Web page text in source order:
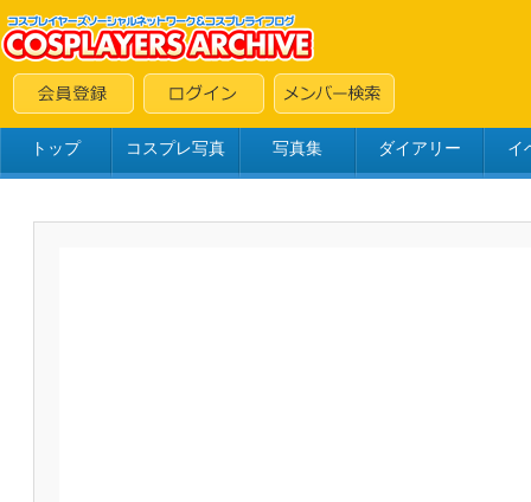
トップ コスプレ写真 写真集 ダイアリー イ